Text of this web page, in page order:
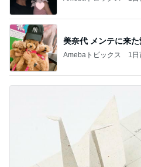
光合成で青く蘇った白菜のお漬物